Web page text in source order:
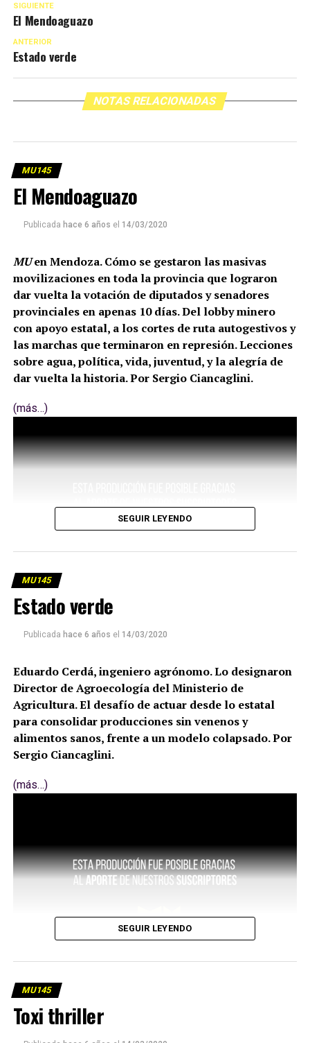
SIGUIENTE
El Mendoaguazo
ANTERIOR
Estado verde
NOTAS RELACIONADAS
MU145
El Mendoaguazo
Publicada hace 6 años el 14/03/2020
MUen Mendoza. Cómo se gestaron las masivas
movilizaciones en toda la provincia que lograron
dar vuelta la votación de diputados y senadores
provinciales en apenas 10 días. Del lobby minero
con apoyo estatal, a los cortes de ruta autogestivos y
las marchas que terminaron en represión. Lecciones
sobre agua, política, vida, juventud, y la alegría de
dar vuelta la historia. Por Sergio Ciancaglini.
(más…)
SEGUIR LEYENDO
MU145
Estado verde
Publicada hace 6 años el 14/03/2020
Eduardo Cerdá, ingeniero agrónomo. Lo designaron
Director de Agroecología del Ministerio de
Agricultura. El desafío de actuar desde lo estatal
para consolidar producciones sin venenos y
alimentos sanos, frente a un modelo colapsado. Por
Sergio Ciancaglini.
(más…)
SEGUIR LEYENDO
MU145
Toxi thriller